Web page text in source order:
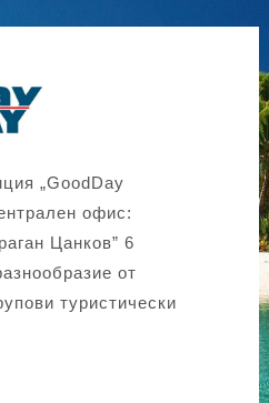
„GoodDay
офис:
Цанков” 6
от
туристически